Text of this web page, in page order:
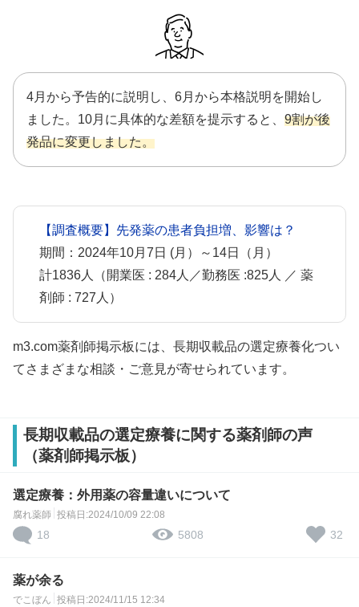
4月から予告的に説明し、6月から本格説明を開始し
ました。10月に具体的な差額を提示すると、 9割が後
発品に変更しました。
【調査概要】先発薬の患者負担増、影響は？
期間：2024年10月7日 (月）～14日（月）
計1836人（開業医 : 284人／勤務医 :825人 ／ 薬
剤師 : 727人）
m3.com薬剤師掲示板には、長期収載品の選定療養化つい
てさまざまな相談・ご意見が寄せられています。
長期収載品の選定療養に関する薬剤師の声
（薬剤師掲示板）
選定療養：外用薬の容量違いについて
腐れ薬師 投稿日:2024/10/09 22:08
18 5808 32
薬が余る
でこぼん 投稿日:2024/11/15 12:34